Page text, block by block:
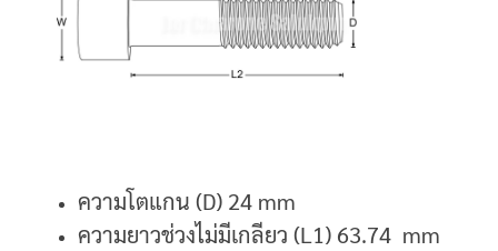
ความโตแกน (D) 24 mm
ความยาวช่วงไม่มีเกลียว (L1) 63.74 mm